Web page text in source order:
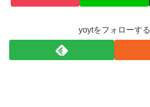
yoytをフォローする